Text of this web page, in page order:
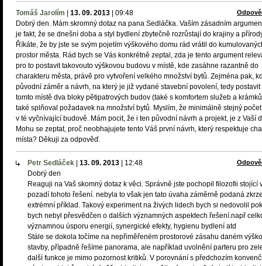
Tomáš Jarolím 13. 09. 2013 09:48
Dobrý den. Mám skromný dotaz na pana Sedláčka. Vaším zásadním
je fakt, že se dnešní doba a styl bydlení zbytečně rozrůstají do krajiny a
Říkáte, že by jste se svým pojetím výškového domu rád vrátil do
prostor města. Rád bych se Vás konkrétně zeptal, zda je tento argument
pro to postavit takovouto výškovou budovu v místě, kde zasáhne razantně do
charakteru města, právě pro vytvoření velkého množství bytů. Zejména pak,
původní záměr a návrh, na který je již vydané stavební povolení, tedy postavit
tomto místě dva bloky pětipatrových budov (také s komfortem služeb a
také splňoval požadavek na množství bytů. Myslím, že minimálně stejný
v té vyčnívající budově. Mám pocit, že i ten původní návrh a projekt, je z Vaší
Mohu se zeptat, proč neobhajujete tento Váš první návrh, který respektuje
místa? Děkuji za odpověď.
Petr Sedláček 13. 09. 2013 12:48
Dobrý den
Reaguji na Vaš skomný dotaz k věci. Správně jste pochopil filozofii stojící
pozadí tohoto řešení. nebyla to však jen tato úvaha záměrně podaná
extrémní příklad. Takový experiment na živých lidech bych si nedovolil
bych nebyl přesvědčen o dalších významných aspektech řešení.např
významnou úsporu energií, synergické efekty, hygienu bydlení atd
Stále se dokola točíme na nepřiměřeném prostorové zásahu daném
stavby, případně řešíme panorama, ale například uvolnění parteru pro
další funkce je mimo pozornost kritiků. V porovnání s předchozím